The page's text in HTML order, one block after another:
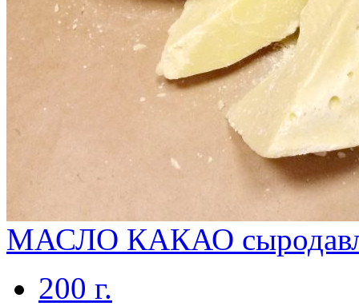
МАСЛО КАКАО
200 г.